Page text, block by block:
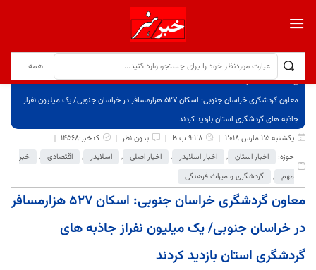
برگ نخست
نوشته‌ها
معاون گردشگری خراسان جنوبی: اسکان 527 هزارمسافر در خراسان جنوبی/ یک میلیون نفراز
جاذبه های گردشگری استان بازدید کردند
یکشنبه 25 مارس 2018
9:28 ب.ظ بدون نظر
کدخبر:14568
حوزه:
اخبار استان , اخبار اسلایدر , اخبار اصلی , اسلایدر , اقتصادی ,
خبر
مهم , گردشگری و میراث فرهنگی
معاون گردشگری خراسان جنوبی: اسکان 527 هزارمسافر
در خراسان جنوبی/ یک میلیون نفراز جاذبه های
گردشگری استان بازدید کردند